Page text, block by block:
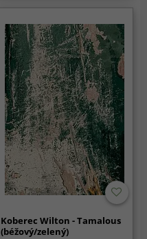
Koberec Wilton - Tamalous
(béžový/zelený)